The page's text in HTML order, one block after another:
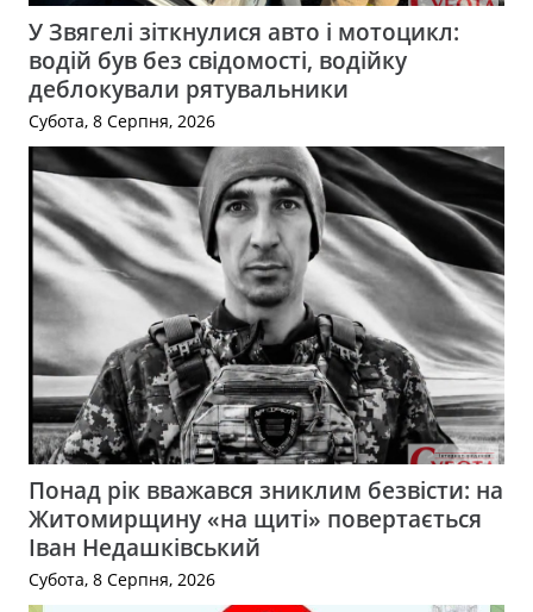
У Звягелі зіткнулися авто і мотоцикл:
водій був без свідомості, водійку
деблокували рятувальники
Субота, 8 Серпня, 2026
Понад рік вважався зниклим безвісти: на
Житомирщину «на щиті» повертається
Іван Недашківський
Субота, 8 Серпня, 2026